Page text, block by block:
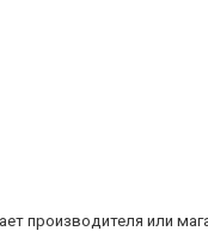
производителя или